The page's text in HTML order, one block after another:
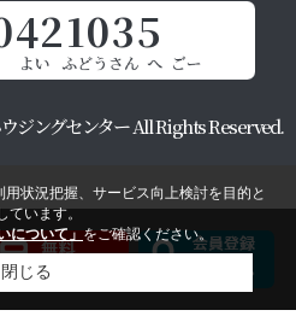
ジングセンター All Rights Reserved.
状況把握、サービス向上検討を目的と
ています。
について」 をご確認ください。
閉じる